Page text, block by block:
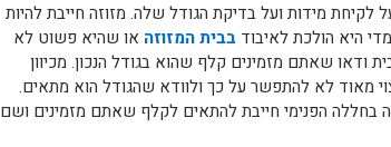
מידות ועל בדיקת הגודל שלה. מזוזה חייבת להיות
היא הולכת לאיבודבבית המזוזה או שהיא פשוט לא
ודאו שאתם מזמינים קלף שהוא בגודל הנכון. מכיוון
מאוד לא להתפשר על כך ולוודא שהגודל הוא מתאים.
בחללה הפנימי חייבת להתאים לקלף שאתם מזמינים ושם